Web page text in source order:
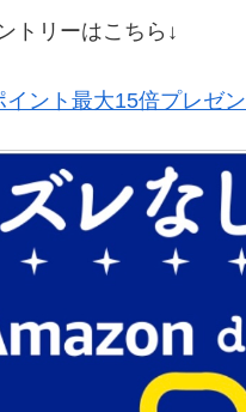
トリーはこちら↓
イント最大15倍プレゼ